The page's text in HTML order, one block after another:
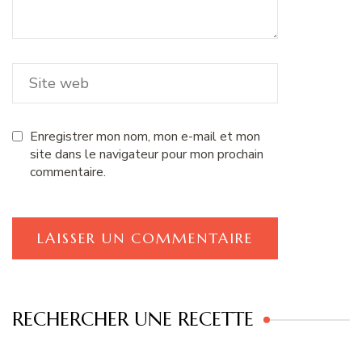
Enregistrer mon nom, mon e-mail et mon
site dans le navigateur pour mon prochain
commentaire.
RECHERCHER UNE RECETTE